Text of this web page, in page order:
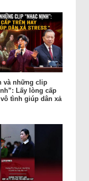
và những clip
Lấy lòng cấp
tình giúp dân xả